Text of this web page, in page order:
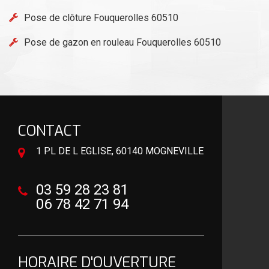
Pose de clôture Fouquerolles 60510
Pose de gazon en rouleau Fouquerolles 60510
CONTACT
1 PL DE L EGLISE, 60140 MOGNEVILLE
03 59 28 23 81
06 78 42 71 94
HORAIRE D'OUVERTURE